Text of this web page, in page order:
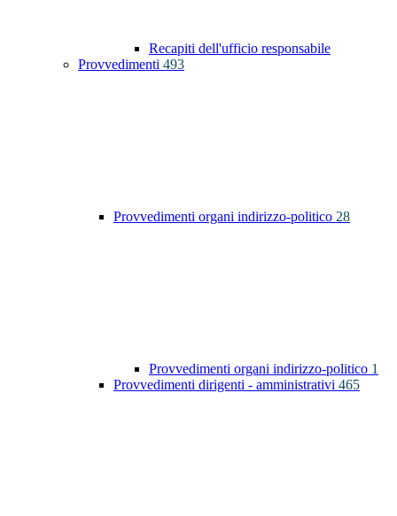
Recapiti dell'ufficio responsabile
Provvedimenti 493
Provvedimenti organi indirizzo-politico 28
Provvedimenti organi indirizzo-politico 1
Provvedimenti dirigenti - amministrativi 465